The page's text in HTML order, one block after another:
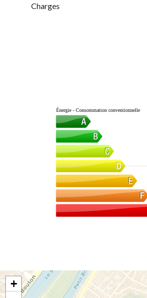
Charges
Énergie - Consommation conventionnelle
+